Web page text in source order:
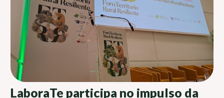
LaboraTe participa no impulso da